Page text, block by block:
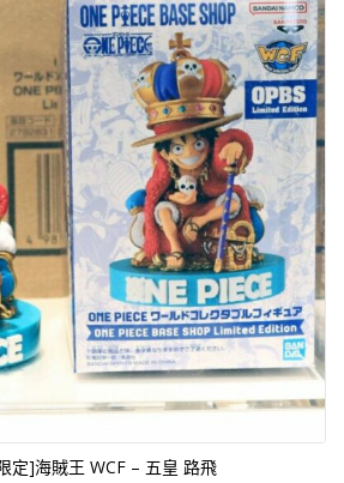
定]海賊王 WCF – 五皇 路飛